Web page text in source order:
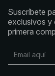
Suscríbete
exclusivos y
primera